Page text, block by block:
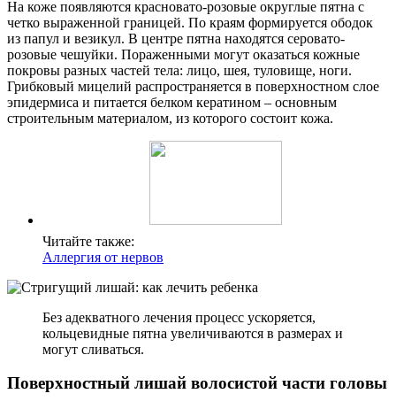
На коже появляются красновато-розовые округлые пятна с
четко выраженной границей. По краям формируется ободок
из папул и везикул. В центре пятна находятся серовато-
розовые чешуйки. Пораженными могут оказаться кожные
покровы разных частей тела: лицо, шея, туловище, ноги.
Грибковый мицелий распространяется в поверхностном слое
эпидермиса и питается белком кератином – основным
строительным материалом, из которого состоит кожа.
Читайте также:
Аллергия от нервов
Без адекватного лечения процесс ускоряется,
кольцевидные пятна увеличиваются в размерах и
могут сливаться.
Поверхностный лишай волосистой части головы